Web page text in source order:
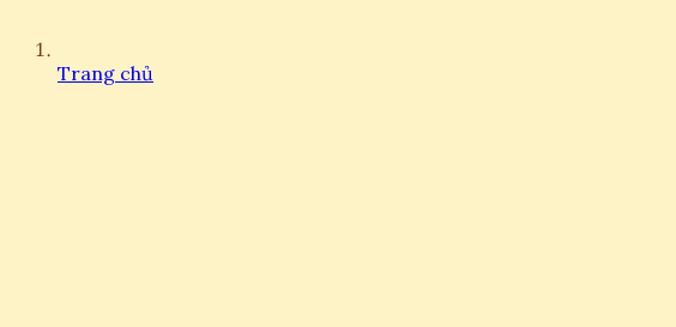
Trang chủ